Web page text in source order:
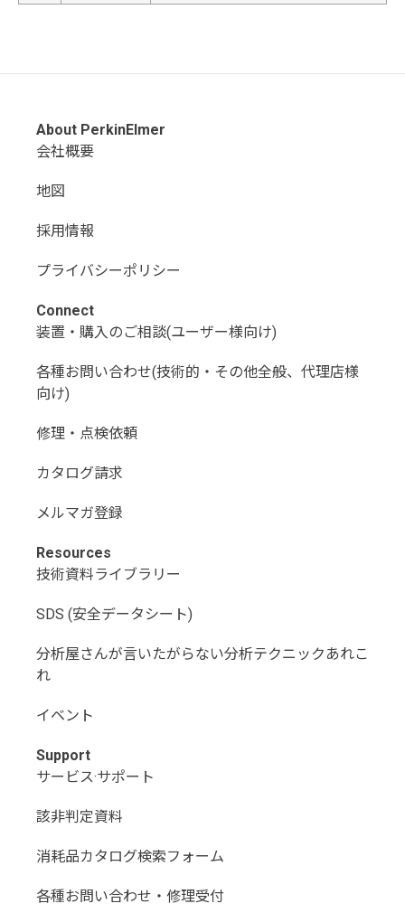
About PerkinElmer
会社概要
地図
採用情報
プライバシーポリシー
Connect
装置・購入のご相談(ユーザー様向け)
各種お問い合わせ(技術的・その他全般、代理店様
向け)
修理・点検依頼
カタログ請求
メルマガ登録
Resources
技術資料ライブラリー
SDS (安全データシート)
分析屋さんが言いたがらない分析テクニックあれこ
れ
イベント
Support
サービス·サポート
該非判定資料
消耗品カタログ検索フォーム
各種お問い合わせ・修理受付